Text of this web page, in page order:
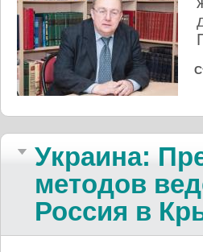
Украина:
методов
Россия в